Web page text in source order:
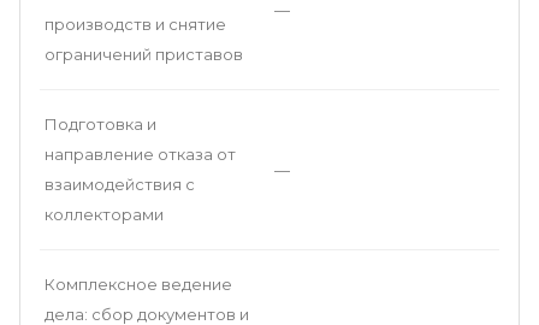
производств и снятие
ограничений приставов
—
Подготовка и
направление отказа от
взаимодействия с
коллекторами
—
Комплексное ведение
дела: сбор документов и